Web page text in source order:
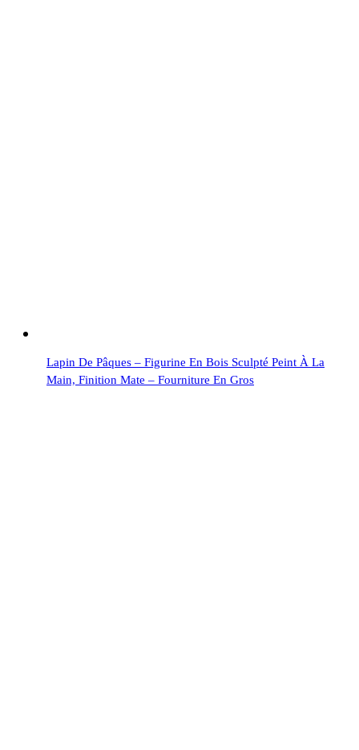
Lapin De Pâques – Figurine En Bois Sculpté Peint À La
Main, Finition Mate – Fourniture En Gros